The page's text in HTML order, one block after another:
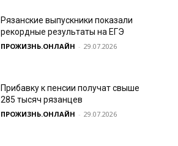
Рязанские выпускники показали
рекордные результаты на ЕГЭ
ПРОЖИЗНЬ.ОНЛАЙН - 29.07.2026
Прибавку к пенсии получат свыше
285 тысяч рязанцев
ПРОЖИЗНЬ.ОНЛАЙН - 29.07.2026